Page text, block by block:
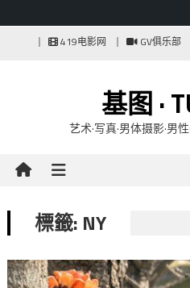
419电影网 GV俱乐部
基图 ·
艺术·写真·男体摄影·男
標籤: NY